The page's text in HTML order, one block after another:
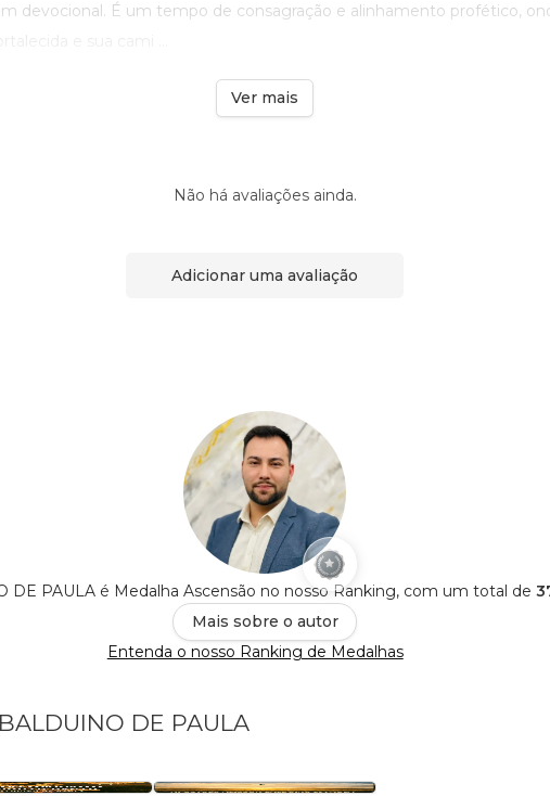
devocional. É um tempo de consagração e alinhamento profético,
Ver mais
Não há avaliações ainda.
Adicionar uma avaliação
DE PAULA é Medalha Ascensão no nosso Ranking, com um total de
Mais sobre o autor
Entenda o nosso Ranking de Medalhas
DE PAULA